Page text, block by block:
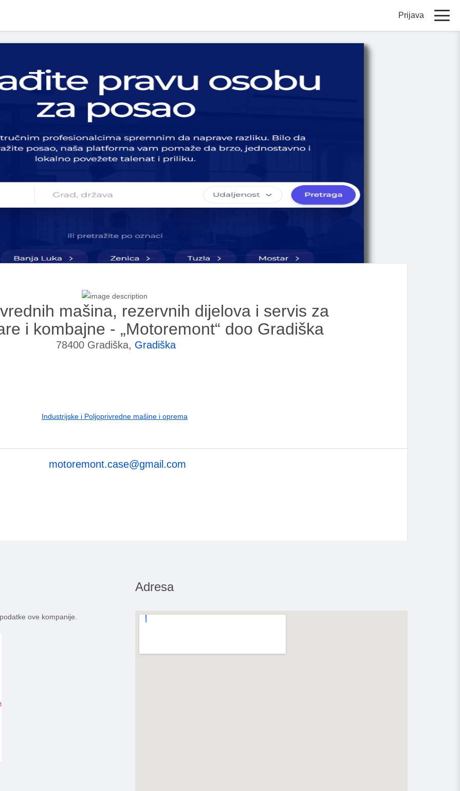
Prijava
mašina, rezervnih dijelova i servis za
i kombajne - „Motoremont“ doo Gradiška
78400 Gradiška, Gradiška
Industrijske i Poljoprivredne mašine i oprema
motoremont.case@gmail.com
ove kompanije.
Adresa